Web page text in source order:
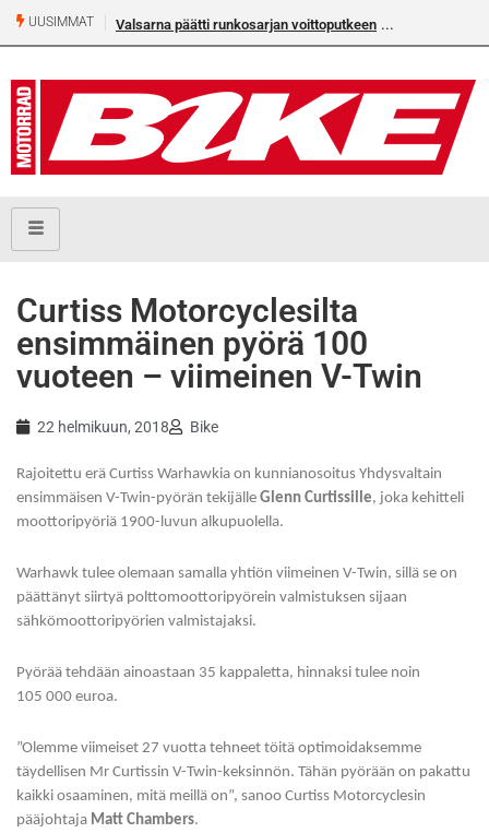
UUSIMMAT Valsarna päätti runkosarjan voittoputkeen
Curtiss Motorcyclesilta
ensimmäinen pyörä 100
vuoteen – viimeinen V-Twin
22 helmikuun, 2018 Bike
Rajoitettu erä Curtiss Warhawkia on kunnianosoitus Yhdysvaltain
ensimmäisen V-Twin-pyörän tekijälle Glenn Curtissille, joka kehitteli
moottoripyöriä 1900-luvun alkupuolella.
Warhawk tulee olemaan samalla yhtiön viimeinen V-Twin, sillä se on
päättänyt siirtyä polttomoottoripyörein valmistuksen sijaan
sähkömoottoripyörien valmistajaksi.
Pyörää tehdään ainoastaan 35 kappaletta, hinnaksi tulee noin
105 000 euroa.
”Olemme viimeiset 27 vuotta tehneet töitä optimoidaksemme
täydellisen Mr Curtissin V-Twin-keksinnön. Tähän pyörään on pakattu
kaikki osaaminen, mitä meillä on”, sanoo Curtiss Motorcyclesin
pääjohtaja Matt Chambers.